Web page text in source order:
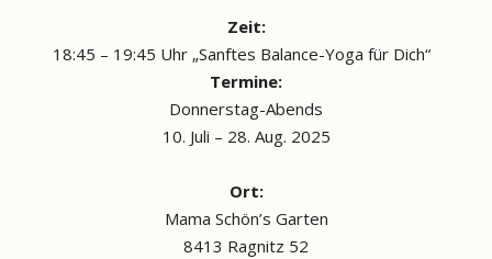
Zeit:
18:45 – 19:45 Uhr „Sanftes Balance-Yoga für Dich“
Termine:
Donnerstag-Abends
10. Juli – 28. Aug. 2025
Ort:
Mama Schön’s Garten
8413 Ragnitz 52